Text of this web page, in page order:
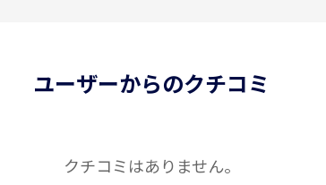
ユーザーからのクチコミ
クチコミはありません。